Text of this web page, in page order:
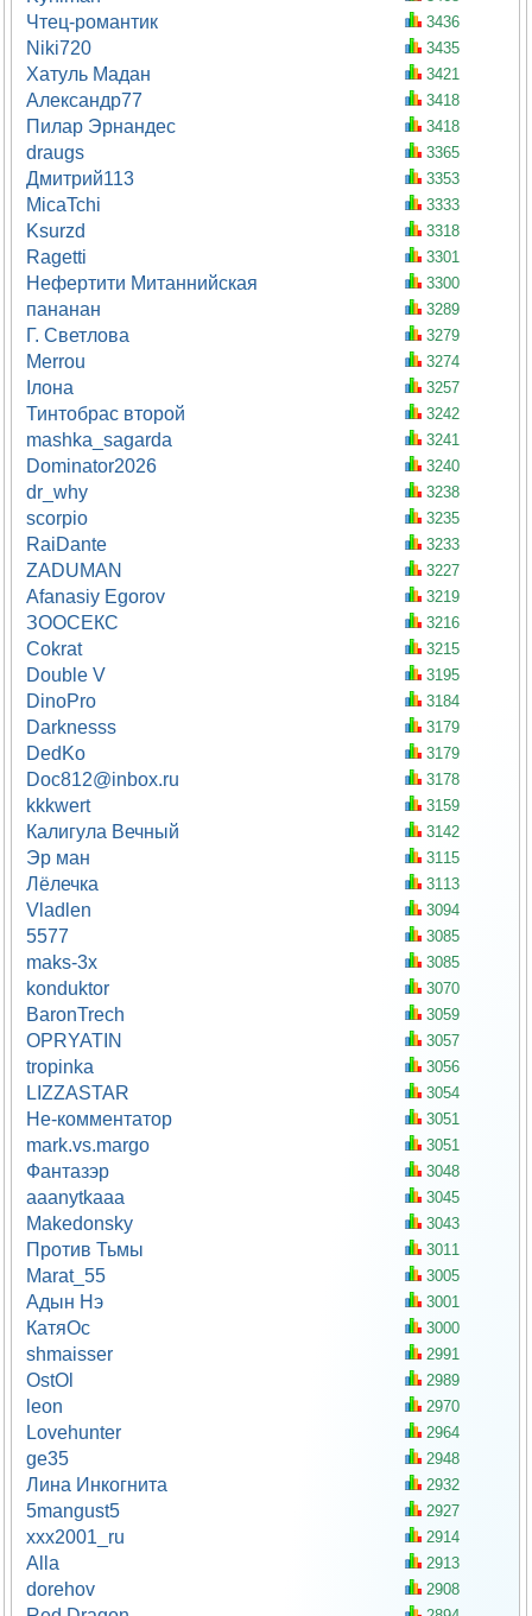
Чтец-романтик 3436
Niki720 3435
Хатуль Мадан 3421
Александр77 3418
Пилар Эрнандес 3418
draugs 3365
Дмитрий113 3353
MicaTchi 3333
Ksurzd 3318
Ragetti 3301
Нефертити Митаннийская 3300
пананан 3289
Г. Светлова 3279
Merrou 3274
Ілона 3257
Тинтобрас второй 3242
mashka_sagarda 3241
Dominator2026 3240
dr_why 3238
scorpio 3235
RaiDante 3233
ZADUMAN 3227
Afanasiy Egorov 3219
ЗООСЕКС 3216
Cokrat 3215
Double V 3195
DinoPro 3184
Darknesss 3179
DedKo 3179
Doc812@inbox.ru 3178
kkkwert 3159
Калигула Вечный 3142
Эр ман 3115
Лёлечка 3113
Vladlen 3094
5577 3085
maks-3x 3085
konduktor 3070
BaronTrech 3059
OPRYATIN 3057
tropinka 3056
LIZZASTAR 3054
Не-комментатор 3051
mark.vs.margo 3051
Фантазэр 3048
aaanytkaaa 3045
Makedonsky 3043
Против Тьмы 3011
Marat_55 3005
Адын Нэ 3001
КатяОс 3000
shmaisser 2991
OstOl 2989
leon 2970
Lovehunter 2964
ge35 2948
Лина Инкогнита 2932
5mangust5 2927
xxx2001_ru 2914
Alla 2913
dorehov 2908